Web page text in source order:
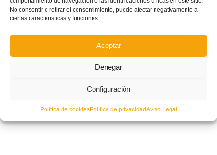
No consentir o retirar el consentimiento, puede afectar negativamente a
ciertas características y funciones.
Aceptar
Denegar
Configuración
Política de cookiesPolítica de privacidadAviso Legal
Burriana se impone en los penaltis y se acerca al sueño a Tercera – CD